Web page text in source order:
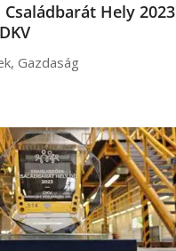
Hely 2023
, Gazdaság